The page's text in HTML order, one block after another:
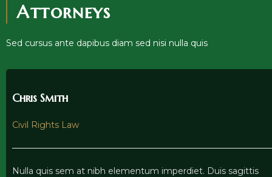
Attorneys
Sed cursus ante dapibus diam sed nisi nulla quis
Chris Smith
Civil Rights Law
Nulla quis sem at nibh elementum imperdiet. Duis sagittis